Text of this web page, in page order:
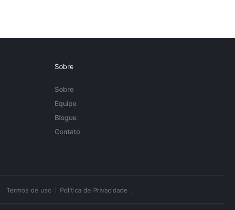
Sobre
Sobre
Equipe
Blogue
Contato
Termos de uso Política de Privacidade